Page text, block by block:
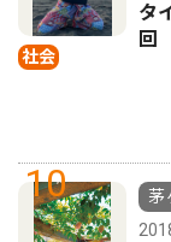
社会
タ
回
10
茅